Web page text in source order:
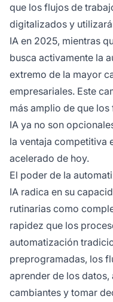
que los flujos de
digitalizados y
IA en 2025, mientras
busca activamente la
extremo de la mayor
empresariales. Este
más amplio de que
IA ya no son
la ventaja competitiva
acelerado de hoy.
El poder de la
IA radica en su
rutinarias como
rapidez que los
automatización
preprogramadas, los
aprender de los
cambiantes y tomar